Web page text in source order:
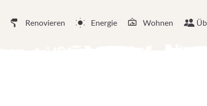
Renovieren Energie Wohnen